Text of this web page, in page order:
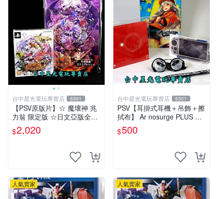
台中星光電玩專賣店 6301
【PSV原版片】☆ 魔壞神 兆
力翁 限定版 ☆日文亞版全新
品【含美術集】台中星光電玩
$2,020
台中星光電玩專賣店 6301
PSV【耳掛式耳機＋吊飾＋擦
拭布】 Ar nosurge PLUS 獻
給誕生之星的祈禱詩 【限定
特典升級包】台中星光電玩
$500
人氣賣家 人氣賣家